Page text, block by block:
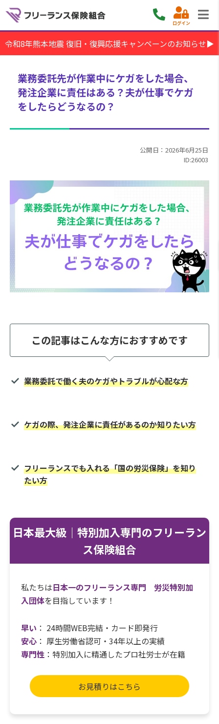
ログイン
令和8年熊本地震 復旧・復興応援キャンペーンのお知らせ▶
業務委託先が作業中にケガをした場合、
発注企業に責任はある？夫が仕事でケガ
をしたらどうなるの？
公開日：2026年6月25日
ID:26003
この記事はこんな方におすすめです
業務委託で働く夫のケガやトラブルが心配な方
ケガの際、発注企業に責任があるのか知りたい方
フリーランスでも入れる「国の労災保険」を知り
たい方
日本最大級｜特別加入専門のフリーラン
ス保険組合
私たちは日本一のフリーランス専門 労災特別加
入団体を目指しています！
早い ： 24時間WEB完結・カード即発行
安心： 厚生労働省認可・34年以上の実績
専門性：特別加入に精通したプロ社労士が在籍
お見積りはこちら